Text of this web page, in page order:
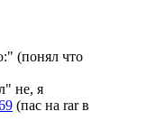
(понял что
не, я
(пас на rar в